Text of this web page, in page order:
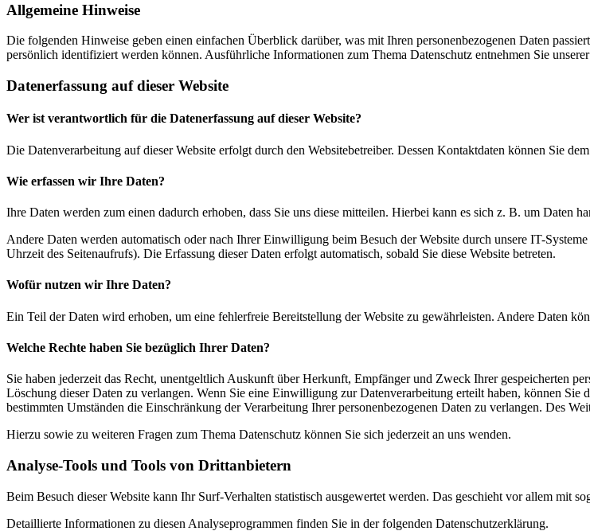
Allgemeine Hinweise
Die folgenden Hinweise geben einen einfachen Überblick darüber, was mit Ihren personenbezogenen Daten
persönlich identifiziert werden können. Ausführliche Informationen zum Thema Datenschutz entnehmen Sie
Datenerfassung auf dieser Website
Wer ist verantwortlich für die Datenerfassung auf dieser Website?
Die Datenverarbeitung auf dieser Website erfolgt durch den Websitebetreiber. Dessen Kontaktdaten können Sie
Wie erfassen wir Ihre Daten?
Ihre Daten werden zum einen dadurch erhoben, dass Sie uns diese mitteilen. Hierbei kann es sich z. B. um Daten
Andere Daten werden automatisch oder nach Ihrer Einwilligung beim Besuch der Website durch unsere IT-
Uhrzeit des Seitenaufrufs). Die Erfassung dieser Daten erfolgt automatisch, sobald Sie diese Website betreten.
Wofür nutzen wir Ihre Daten?
Ein Teil der Daten wird erhoben, um eine fehlerfreie Bereitstellung der Website zu gewährleisten. Andere Daten
Welche Rechte haben Sie bezüglich Ihrer Daten?
Sie haben jederzeit das Recht, unentgeltlich Auskunft über Herkunft, Empfänger und Zweck Ihrer gespeicherten
Löschung dieser Daten zu verlangen. Wenn Sie eine Einwilligung zur Datenverarbeitung erteilt haben, können
bestimmten Umständen die Einschränkung der Verarbeitung Ihrer personenbezogenen Daten zu verlangen. Des
Hierzu sowie zu weiteren Fragen zum Thema Datenschutz können Sie sich jederzeit an uns wenden.
Analyse-Tools und Tools von Dritt­anbietern
Beim Besuch dieser Website kann Ihr Surf-Verhalten statistisch ausgewertet werden. Das geschieht vor allem mit
Detaillierte Informationen zu diesen Analyseprogrammen finden Sie in der folgenden Datenschutzerklärung.